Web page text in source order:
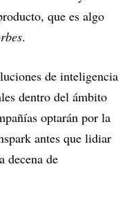
que es algo
.
de inteligencia
dentro del ámbito
optarán por la
antes que lidiar
decena de